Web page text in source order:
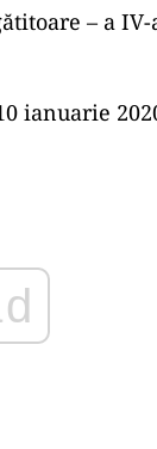
– a IV-
ianuarie